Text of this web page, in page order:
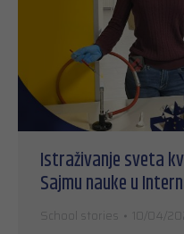
Istraživanje sveta
Sajmu nauke u
School stories 10/04/